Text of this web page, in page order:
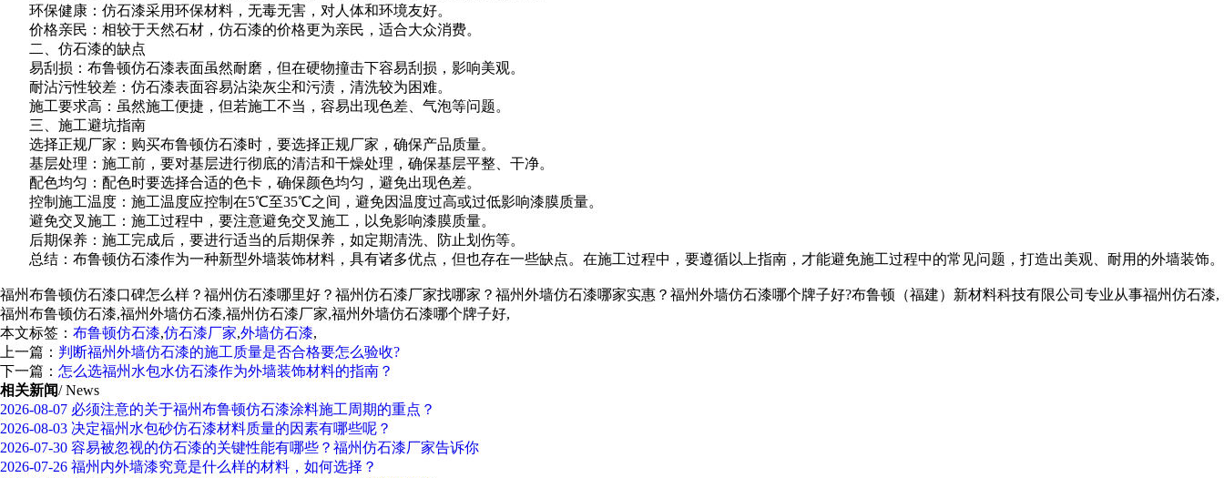
环保健康：仿石漆采用环保材料，无毒无害，对人体和环境友好。
价格亲民：相较于天然石材，仿石漆的价格更为亲民，适合大众消费。
二、仿石漆的缺点
易刮损：布鲁顿仿石漆表面虽然耐磨，但在硬物撞击下容易刮损，影响美观。
耐沾污性较差：仿石漆表面容易沾染灰尘和污渍，清洗较为困难。
施工要求高：虽然施工便捷，但若施工不当，容易出现色差、气泡等问题。
三、施工避坑指南
选择正规厂家：购买布鲁顿仿石漆时，要选择正规厂家，确保产品质量。
基层处理：施工前，要对基层进行彻底的清洁和干燥处理，确保基层平整、干净。
配色均匀：配色时要选择合适的色卡，确保颜色均匀，避免出现色差。
控制施工温度：施工温度应控制在5℃至35℃之间，避免因温度过高或过低影响漆膜质量。
避免交叉施工：施工过程中，要注意避免交叉施工，以免影响漆膜质量。
后期保养：施工完成后，要进行适当的后期保养，如定期清洗、防止划伤等。
总结：布鲁顿仿石漆作为一种新型外墙装饰材料，具有诸多优点，但也存在一些缺点。在施工过程中，要遵循以上指南，才能避免施工过程中的常见问题，打造出美观、耐用的外墙装饰。
福州布鲁顿仿石漆口碑怎么样？福州仿石漆哪里好？福州仿石漆厂家找哪家？福州外墙仿石漆哪家实惠？福州外墙仿石漆哪个牌子好?布鲁顿（福建）新材料科技有限公司专业从事福州仿石漆,
福州布鲁顿仿石漆,福州外墙仿石漆,福州仿石漆厂家,福州外墙仿石漆哪个牌子好,
本文标签： 布鲁顿仿石漆,仿石漆厂家,外墙仿石漆,
上一篇： 判断福州外墙仿石漆的施工质量是否合格要怎么验收?
下一篇： 怎么选福州水包水仿石漆作为外墙装饰材料的指南？
相关新闻/ News
2026-08-07 必须注意的关于福州布鲁顿仿石漆涂料施工周期的重点？
2026-08-03 决定福州水包砂仿石漆材料质量的因素有哪些呢？
2026-07-30 容易被忽视的仿石漆的关键性能有哪些？福州仿石漆厂家告诉你
2026-07-26 福州内外墙漆究竟是什么样的材料，如何选择？